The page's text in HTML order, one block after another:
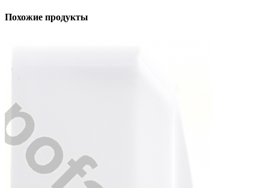
Похожие продукты